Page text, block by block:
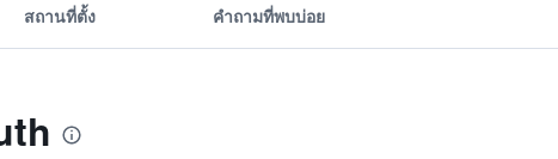
สถานที่ตั้ง คำถามที่พบบ่อย